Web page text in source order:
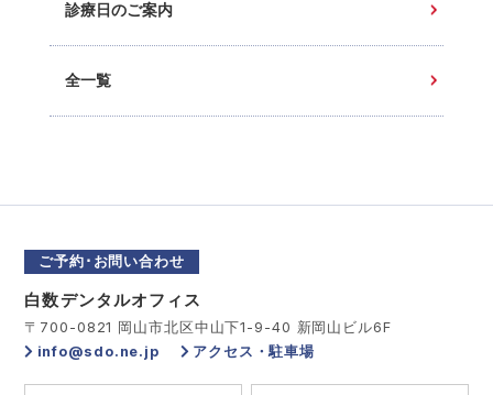
診療日のご案内
全一覧
ご予約･お問い合わせ
白数デンタルオフィス
〒700-0821 岡山市北区中山下1-9-40 新岡山ビル6F
info@sdo.ne.jp
アクセス・駐車場